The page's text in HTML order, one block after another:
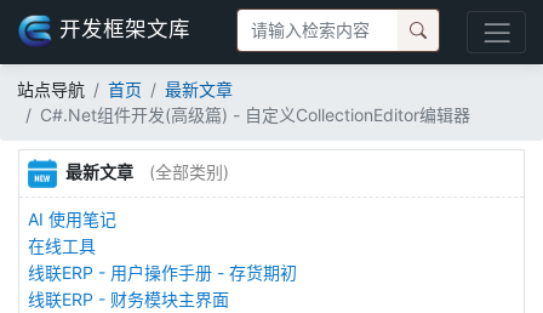
开发框架文库
站点导航 首页
最新文章
C#.Net组件开发(高级篇) - 自定义CollectionEditor编辑器
最新文章 (全部类别)
AI 使用笔记
在线工具
线联ERP - 用户操作手册 - 存货期初
线联ERP - 财务模块主界面